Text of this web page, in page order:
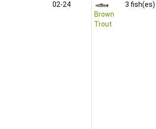
02‑24
Brown
Trout
3 fish(es)